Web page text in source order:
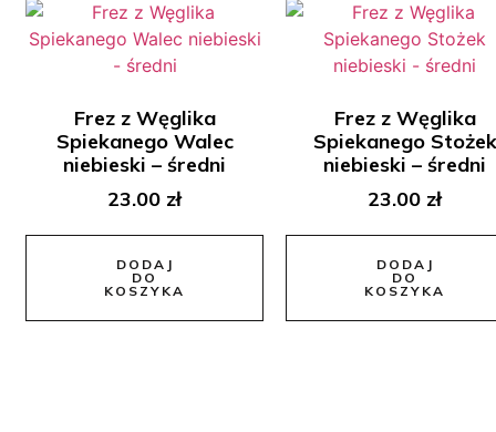
Frez z Węglika
Spiekanego Walec
niebieski – średni
23.00 zł
DODAJ
DO
KOSZYKA
Frez z Węglika
Spiekanego Stożek
niebieski – średni
23.00 zł
DODAJ
DO
KOSZYKA